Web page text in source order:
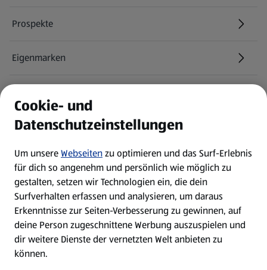
Prospekte
Eigenmarken
Newsletter
WhatsApp
Über ALDI SÜD
Filialen
Cookie- und
Datenschutzeinstellungen
Um unsereWebseitenzu optimieren und das Surf-Erlebnis
für dich so angenehm und persönlich wie möglich zu
gestalten, setzen wir Technologien ein, die dein
Surfverhalten erfassen und analysieren, um daraus
Erkenntnisse zur Seiten-Verbesserung zu gewinnen, auf
deine Person zugeschnittene Werbung auszuspielen und
dir weitere Dienste der vernetzten Welt anbieten zu
können.